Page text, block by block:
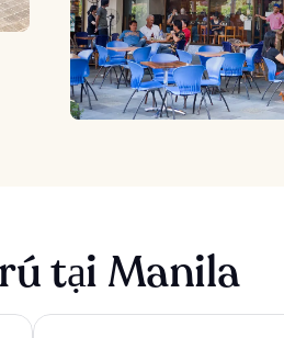
tại Manila
Terminal 3 MNL
Belmont Hotel Manila near